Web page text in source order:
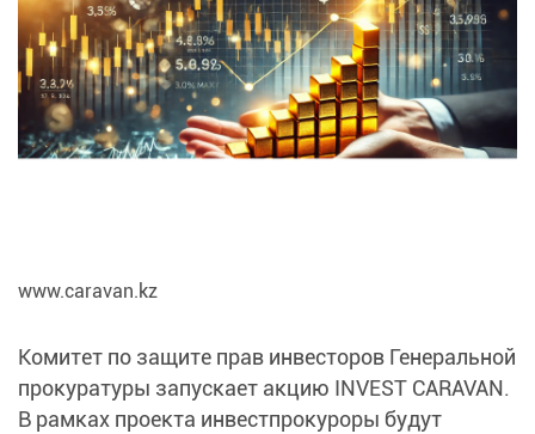
www.caravan.kz
Комитет по защите прав инвесторов Генеральной
прокуратуры запускает акцию INVEST CARAVAN.
В рамках проекта инвестпрокуроры будут